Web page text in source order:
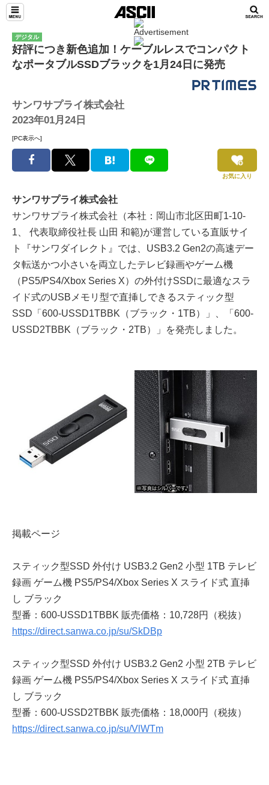
デジタル
好評につき新色追加！ケーブルレスでコンパクト
なポータブルSSDブラックを1月24日に発売
サンワサプライ株式会社
2023年01月24日
[PC表示へ]
お気に入り
サンワサプライ株式会社
サンワサプライ株式会社（本社：岡山市北区田町1-10-
1、 代表取締役社長 山田 和範)が運営している直販サイ
ト『サンワダイレクト』では、USB3.2 Gen2の高速デー
タ転送かつ小さいを両立したテレビ録画やゲーム機
（PS5/PS4/Xbox Series X）の外付けSSDに最適なスラ
イド式のUSBメモリ型で直挿しできるスティック型
SSD「600-USSD1TBBK（ブラック・1TB）」、「600-
USSD2TBBK（ブラック・2TB）」を発売しました。
掲載ページ
スティック型SSD 外付け USB3.2 Gen2 小型 1TB テレビ
録画 ゲーム機 PS5/PS4/Xbox Series X スライド式 直挿
し ブラック
型番：600-USSD1TBBK 販売価格：10,728円（税抜）
https://direct.sanwa.co.jp/su/SkDBp
スティック型SSD 外付け USB3.2 Gen2 小型 2TB テレビ
録画 ゲーム機 PS5/PS4/Xbox Series X スライド式 直挿
し ブラック
型番：600-USSD2TBBK 販売価格：18,000円（税抜）
https://direct.sanwa.co.jp/su/VlWTm